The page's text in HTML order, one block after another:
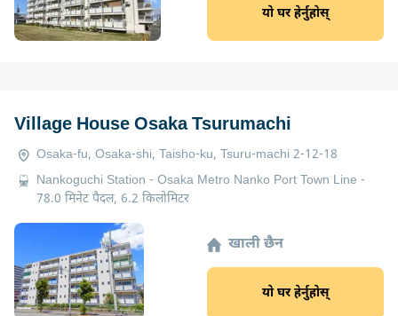
यो घर हेर्नुहोस्
Village House Osaka Tsurumachi
Osaka-fu, Osaka-shi, Taisho-ku, Tsuru-machi 2-12-18
Nankoguchi Station - Osaka Metro Nanko Port Town Line -
78.0 मिनेट पैदल, 6.2 किलोमिटर
खाली छैन
यो घर हेर्नुहोस्